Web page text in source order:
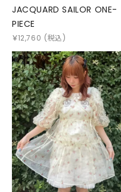
JACQUARD SAILOR ONE-
PIECE
￥12,760 (税込)